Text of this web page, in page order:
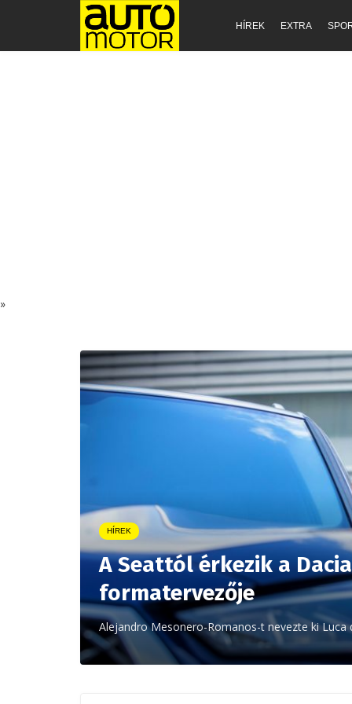
HÍREK EXTRA
»
HÍREK
A Seattól érkezik a
formatervezője
Alejandro Mesonero-Romanos-t nevezte ki